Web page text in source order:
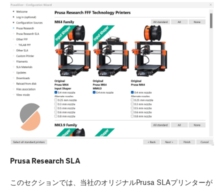
Prusa Research SLA
このセクションでは、当社のオリジナルPrusa SLAプリンターが